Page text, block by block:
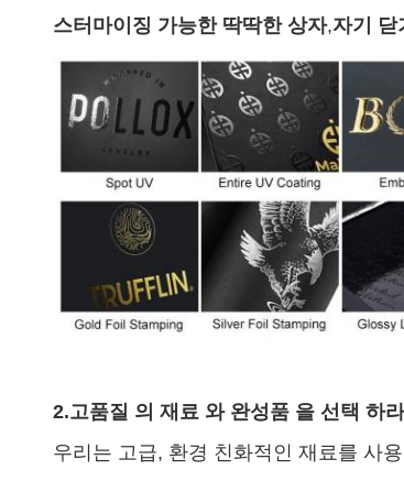
스터마이징 가능한 딱딱한 상자,자기 닫
2.고품질 의 재료 와 완성품 을 선택 하라
우리는 고급, 환경 친화적인 재료를 사